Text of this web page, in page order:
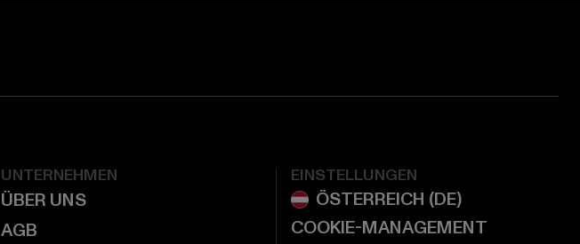
UNTERNEHMEN
ÜBER UNS
AGB
EINSTELLUNGEN
COOKIE-MANAGEMENT